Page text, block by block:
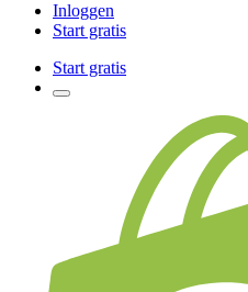
Inloggen
Start gratis
Start gratis